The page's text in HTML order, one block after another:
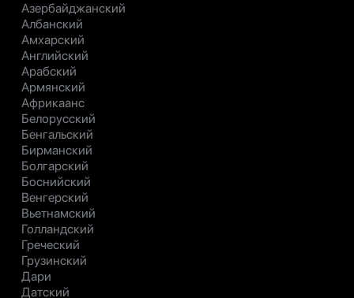
Азербайджанский
Албанский
Амхарский
Английский
Арабский
Армянский
Африкаанс
Белорусский
Бенгальский
Бирманский
Болгарский
Боснийский
Венгерский
Вьетнамский
Голландский
Греческий
Грузинский
Дари
Датский